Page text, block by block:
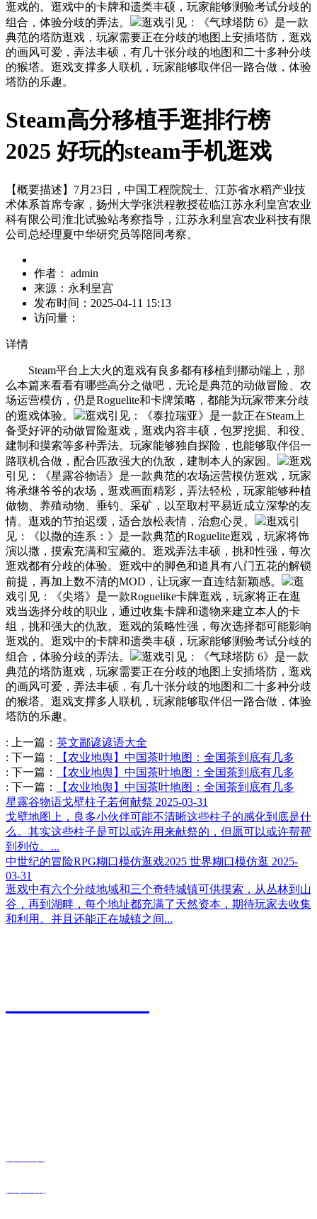
逛戏的。逛戏中的卡牌和遗类丰硕，玩家能够测验考试分歧的
组合，体验分歧的弄法。
逛戏引见：《气球塔防 6》是一款
典范的塔防逛戏，玩家需要正在分歧的地图上安插塔防，逛戏
的画风可爱，弄法丰硕，有几十张分歧的地图和二十多种分歧
的猴塔。逛戏支撑多人联机，玩家能够取伴侣一路合做，体验
塔防的乐趣。
Steam高分移植手逛排行榜
2025 好玩的steam手机逛戏
【概要描述】 7月23日，中国工程院院士、江苏省水稻产业技
术体系首席专家，扬州大学张洪程教授莅临江苏永利皇宫农业
科有限公司淮北试验站考察指导，江苏永利皇宫农业科技有限
公司总经理夏中华研究员等陪同考察。
作者：
admin
来源： 永利皇宫
发布时间： 2025-04-11 15:13
访问量：
详情
Steam平台上大火的逛戏有良多都有移植到挪动端上，那
么本篇来看看有哪些高分之做吧，无论是典范的动做冒险、农
场运营模仿，仍是Roguelite和卡牌策略，都能为玩家带来分歧
的逛戏体验。
逛戏引见：《泰拉瑞亚》是一款正在Steam上
备受好评的动做冒险逛戏，逛戏内容丰硕，包罗挖掘、和役、
建制和摸索等多种弄法。玩家能够独自探险，也能够取伴侣一
路联机合做，配合匹敌强大的仇敌，建制本人的家园。
逛戏
引见：《星露谷物语》是一款典范的农场运营模仿逛戏，玩家
将承继爷爷的农场，逛戏画面精彩，弄法轻松，玩家能够种植
做物、养殖动物、垂钓、采矿，以至取村平易近成立深挚的友
情。逛戏的节拍迟缓，适合放松表情，治愈心灵。
逛戏引
见：《以撒的连系：》是一款典范的Roguelite逛戏，玩家将饰
演以撒，摸索充满和宝藏的。逛戏弄法丰硕，挑和性强，每次
逛戏都有分歧的体验。逛戏中的脚色和道具有八门五花的解锁
前提，再加上数不清的MOD，让玩家一直连结新颖感。
逛
戏引见：《尖塔》是一款Roguelike卡牌逛戏，玩家将正在逛
戏当选择分歧的职业，通过收集卡牌和遗物来建立本人的卡
组，挑和强大的仇敌。逛戏的策略性强，每次选择都可能影响
逛戏的。逛戏中的卡牌和遗类丰硕，玩家能够测验考试分歧的
组合，体验分歧的弄法。
逛戏引见：《气球塔防 6》是一款
典范的塔防逛戏，玩家需要正在分歧的地图上安插塔防，逛戏
的画风可爱，弄法丰硕，有几十张分歧的地图和二十多种分歧
的猴塔。逛戏支撑多人联机，玩家能够取伴侣一路合做，体验
塔防的乐趣。
: 上一篇： 英文鄙谚谚语大全
: 下一篇：
【农业地舆】中国茶叶地图：全国茶到底有几多
: 下一篇：
【农业地舆】中国茶叶地图：全国茶到底有几多
: 下一篇：
【农业地舆】中国茶叶地图：全国茶到底有几多
星露谷物语戈壁柱子若何献祭 2025-03-31
戈壁地图上，良多小伙伴可能不清晰这些柱子的感化到底是什
么。其实这些柱子是可以或许用来献祭的，但愿可以或许帮帮
到列位。...
中世纪的冒险RPG糊口模仿逛戏2025 世界糊口模仿逛 2025-
03-31
逛戏中有六个分歧地域和三个奇特城镇可供摸索，从丛林到山
谷，再到湖畔，每个地址都充满了天然资本，期待玩家去收集
和利用。并且还能正在城镇之间...